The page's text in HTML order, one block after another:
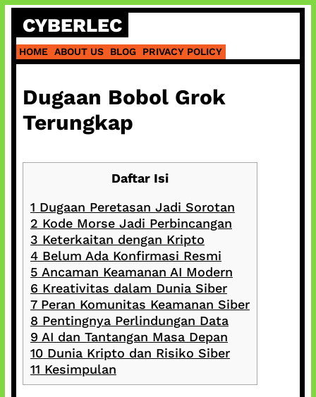
Skip
content
CYBERLEC
HOME ABOUT US BLOG PRIVACY POLICY
Dugaan Bobol Grok
Terungkap
Daftar Isi
1 Dugaan Peretasan Jadi Sorotan
2 Kode Morse Jadi Perbincangan
3 Keterkaitan dengan Kripto
4Belum Ada Konfirmasi Resmi
5 Ancaman Keamanan AI Modern
6 Kreativitas dalam Dunia Siber
7Peran Komunitas Keamanan Siber
8 Pentingnya Perlindungan Data
9 AI dan Tantangan Masa Depan
10Dunia Kripto dan Risiko Siber
11 Kesimpulan